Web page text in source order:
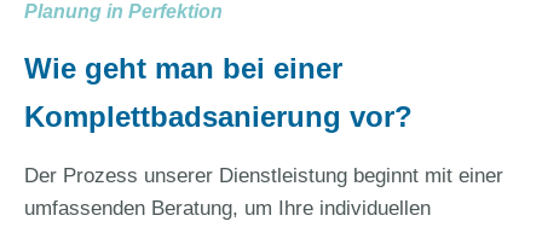
Planung in Perfektion
Wie geht man bei einer
Komplettbadsanierung vor?
Der Prozess unserer Dienstleistung beginnt mit einer
umfassenden Beratung, um Ihre individuellen